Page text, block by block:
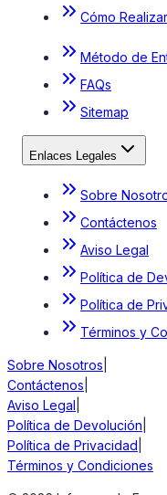
Cómo
Método de
FAQs
Sitemap
Enlaces Legales
Sobre
Contáctenos
Aviso Legal
Política de
Política de
Términos y
Sobre Nosotros
Contáctenos
Aviso Legal
Política de Devolución
Política de Privacidad
Términos y Condiciones